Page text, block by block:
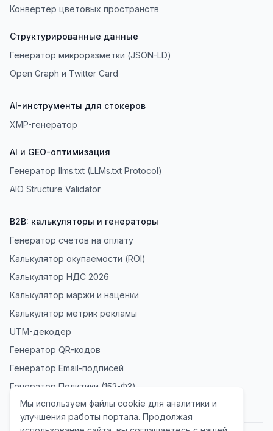
Конвертер цветовых пространств
Структурированные данные
Генератор микроразметки (JSON-LD)
Open Graph и Twitter Card
AI-инструменты для стокеров
XMP-генератор
AI и GEO-оптимизация
Генератор llms.txt (LLMs.txt Protocol)
AIO Structure Validator
B2B: калькуляторы и генераторы
Генератор счетов на оплату
Калькулятор окупаемости (ROI)
Калькулятор НДС 2026
Калькулятор маржи и наценки
Калькулятор метрик рекламы
UTM-декодер
Генератор QR-кодов
Генератор Email-подписей
Генератор Политики (152-ФЗ)
Мы используем файлы cookie для аналитики и
улучшения работы портала. Продолжая